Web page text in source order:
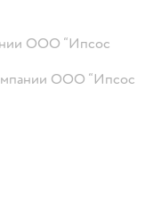
ООО “Ипсос
ООО “Ипсос